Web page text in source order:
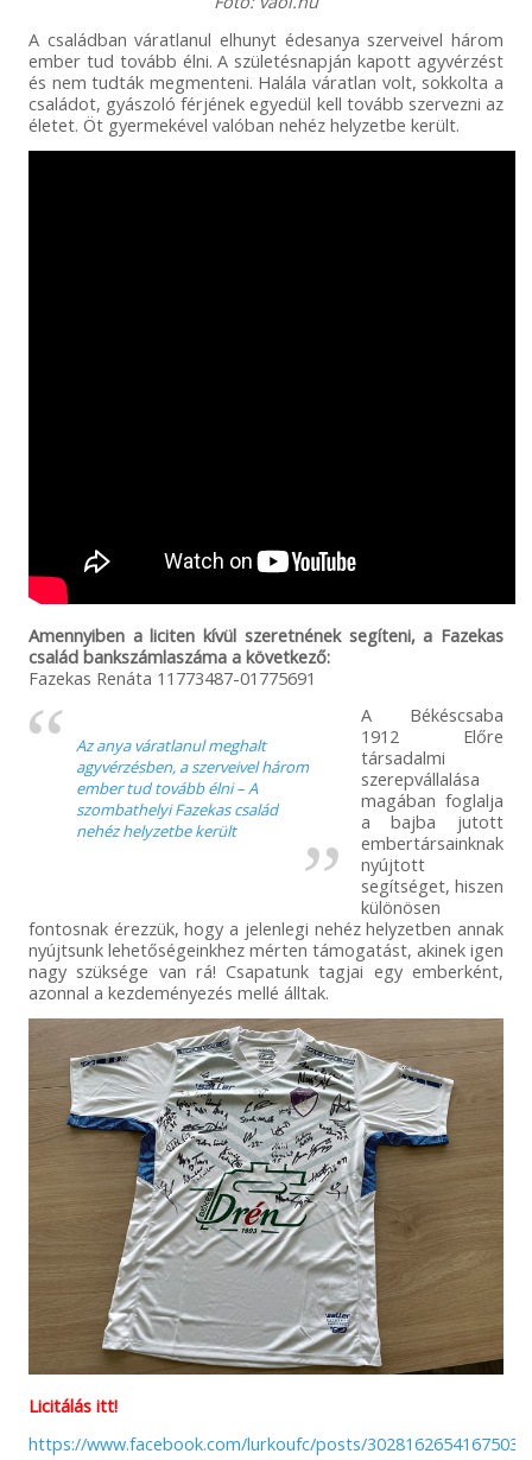
A családban váratlanul elhunyt édesanya szerveivel három
ember tud tovább élni. A születésnapján kapott agyvérzést
és nem tudták megmenteni. Halála váratlan volt, sokkolta a
családot, gyászoló férjének egyedül kell tovább szervezni az
életet. Öt gyermekével valóban nehéz helyzetbe került.
Amennyiben a liciten kívül szeretnének segíteni, a Fazekas
család bankszámlaszáma a következő:
Fazekas Renáta 11773487-01775691
Az anya váratlanul meghalt
agyvérzésben, a szerveivel három
ember tud tovább élni – A
szombathelyi Fazekas család
nehéz helyzetbe került
A Békéscsaba
1912 Előre
társadalmi
szerepvállalása
magában foglalja
a bajba jutott
embertársainknak
nyújtott
segítséget, hiszen
különösen
fontosnak érezzük, hogy a jelenlegi nehéz helyzetben annak
nyújtsunk lehetőségeinkhez mérten támogatást, akinek igen
nagy szüksége van rá! Csapatunk tagjai egy emberként,
azonnal a kezdeményezés mellé álltak.
Licitálás itt!
https://www.facebook.com/lurkoufc/posts/3028162654167503